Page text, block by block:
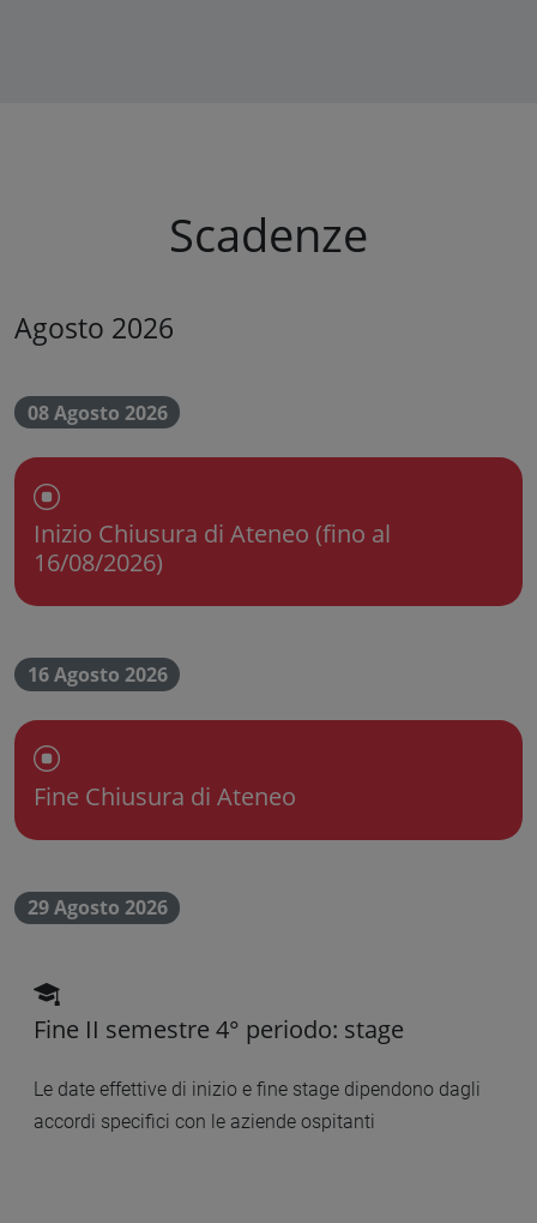
Scadenze
Agosto 2026
08 Agosto 2026
Chiusura dell'Ateneo
Inizio Chiusura di Ateneo (fino al
16/08/2026)
16 Agosto 2026
Chiusura dell'Ateneo
Fine Chiusura di Ateneo
29 Agosto 2026
scadenza didattica
Fine II semestre 4° periodo: stage
Le date effettive di inizio e fine stage dipendono dagli
accordi specifici con le aziende ospitanti